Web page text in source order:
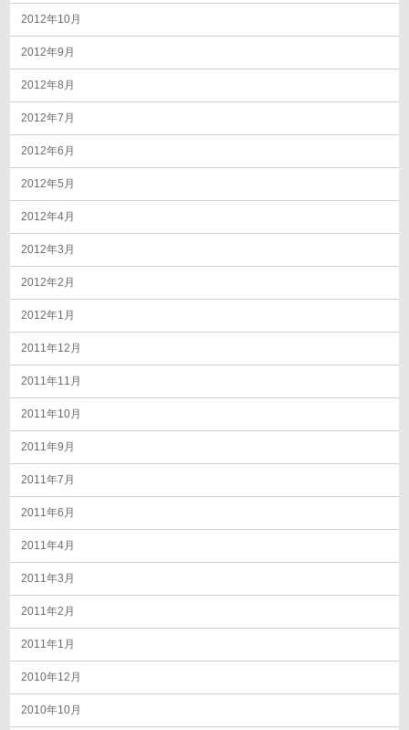
2012年10月
2012年9月
2012年8月
2012年7月
2012年6月
2012年5月
2012年4月
2012年3月
2012年2月
2012年1月
2011年12月
2011年11月
2011年10月
2011年9月
2011年7月
2011年6月
2011年4月
2011年3月
2011年2月
2011年1月
2010年12月
2010年10月